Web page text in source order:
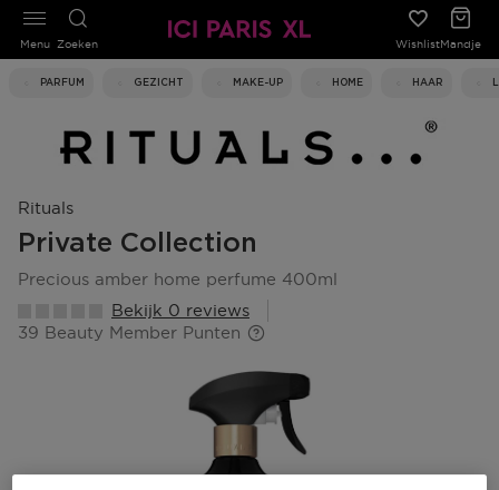
Zoeken WishlistMandje
PARFUM GEZICHT MAKE-UP HOME HAAR
Menu
Rituals
Private Collection
precious amber home perfume 400ml
Bekijk 0 reviews
39 Beauty Member Punten